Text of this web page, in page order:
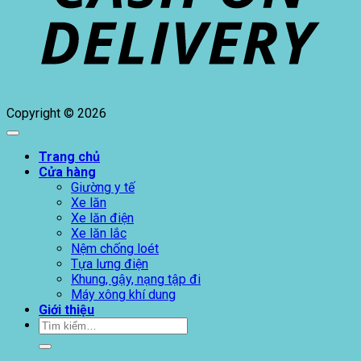
Copyright © 2026
Trang chủ
Cửa hàng
Giường y tế
Xe lăn
Xe lăn điện
Xe lăn lắc
Nệm chống loét
Tựa lưng điện
Khung, gậy, nạng tập đi
Máy xông khí dung
Giới thiệu
Tìm
kiếm: